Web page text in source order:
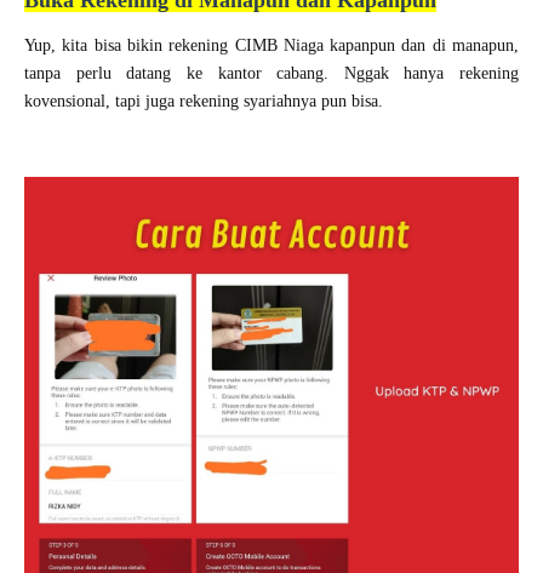
Yup, kita bisa bikin rekening CIMB Niaga kapanpun dan di manapun,
tanpa perlu datang ke kantor cabang. Nggak hanya rekening
kovensional, tapi juga rekening syariahnya pun bisa.